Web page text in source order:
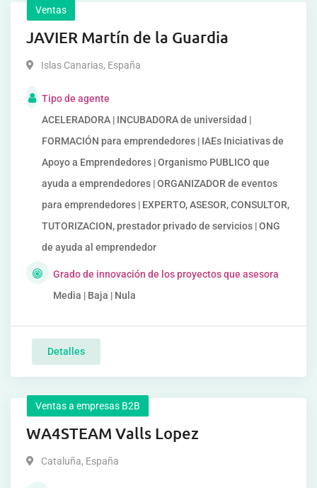
Ventas
JAVIER Martín de la Guardia
Islas Canarias, España
Tipo de agente
ACELERADORA | INCUBADORA de universidad |
FORMACIÓN para emprendedores | IAEs Iniciativas de
Apoyo a Emprendedores | Organismo PUBLICO que
ayuda a emprendedores | ORGANIZADOR de eventos
para emprendedores | EXPERTO, ASESOR, CONSULTOR,
TUTORIZACION, prestador privado de servicios | ONG
de ayuda al emprendedor
Grado de innovación de los proyectos que asesora
Media | Baja | Nula
Detalles
Ventas a empresas B2B
WA4STEAM Valls Lopez
Cataluña, España